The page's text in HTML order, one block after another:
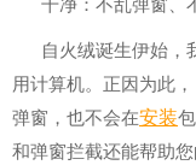
干净：不乱弹窗、
自火绒诞生伊始，
用计算机。正因为此
弹窗，也不会在安装
和弹窗拦截还能帮助